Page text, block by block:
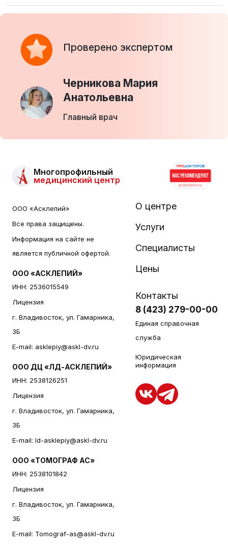
Проверено экспертом
Черникова Мария
Анатольевна
Главный врач
Многопрофильный
медицинский центр
ООО «Асклепий»
Все права защищены.
Информация на сайте не
является публичной офертой.
ООО «АСКЛЕПИЙ»
ИНН: 2536015549
Лицензия
г. Владивосток, ул. Гамарника,
3Б
E-mail: asklepiy@askl-dv.ru
ООО ДЦ «ЛД-АСКЛЕПИЙ»
ИНН: 2538126251
Лицензия
г. Владивосток, ул. Гамарника,
3Б
E-mail: ld-asklepiy@askl-dv.ru
ООО «ТОМОГРАФ АС»
ИНН: 2538101842
Лицензия
г. Владивосток, ул. Гамарника,
3Б
E-mail: Tomograf-as@askl-dv.ru
О центре
Услуги
Специалисты
Цены
Контакты
8 (423) 279-00-00
Единая справочная
служба
Юридическая
информация